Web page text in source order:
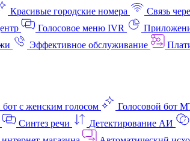
Красивые городские номера Связь
Голосовое меню IVR
Эффективное обслуживание
бот с женским голосом Голосовой бот
Синтез речи Детектирование АИ